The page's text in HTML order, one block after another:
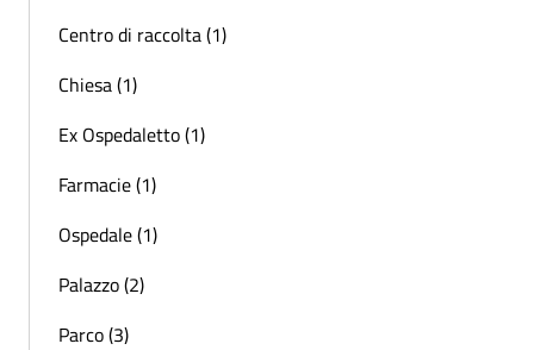
Centro di raccolta (1)
Chiesa (1)
Ex Ospedaletto (1)
Farmacie (1)
Ospedale (1)
Palazzo (2)
Parco (3)